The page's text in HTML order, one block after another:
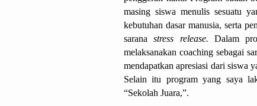
masing siswa menulis sesuatu
kebutuhan dasar manusia, serta
sarana stress release. Dalam
melaksanakan coaching sebagai
mendapatkan apresiasi dari siswa
Selain itu program yang saya
“Sekolah Juara,”.